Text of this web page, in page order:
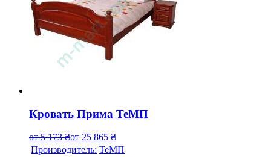
Кровать Прима ТеМП
от5 173₴от 25 865 ₴
Производитель: ТеМП